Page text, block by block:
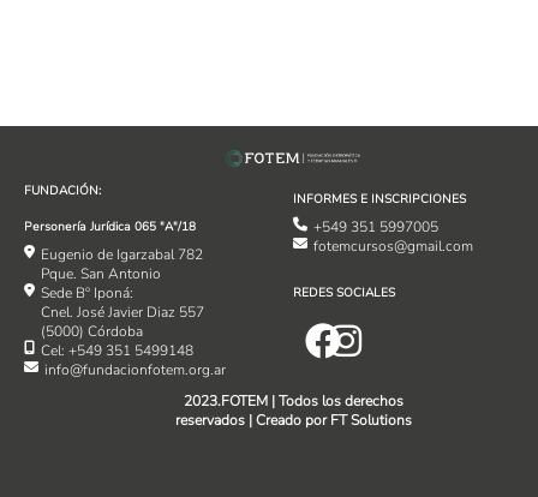
FUNDACIÓN:
Personería Jurídica 065 "A"/18
Eugenio de Igarzabal 782
Pque. San Antonio
Sede Bº Iponá:
Cnel. José Javier Diaz 557
(5000) Córdoba
Cel: +549 351 5499148
info@fundacionfotem.org.ar
INFORMES E INSCRIPCIONES
+549 351 5997005
fotemcursos@gmail.com
REDES SOCIALES
2023.FOTEM | Todos los derechos
reservados | Creado por FT Solutions